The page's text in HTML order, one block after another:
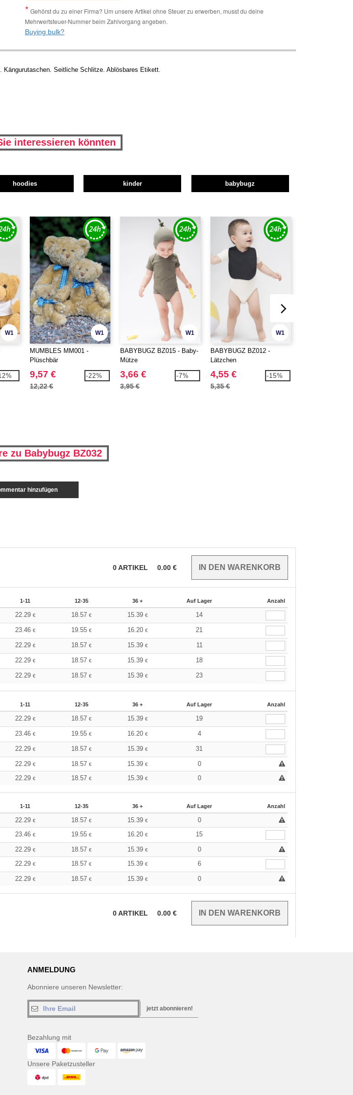
Gehörst du zu einer Firma? Um unsere Artikel ohne Steuer zu erwerben, musst du deine
Mehrwertsteuer-Nummer beim Zahlvorgang angeben.
Buying bulk?
Kängurutaschen. Seitliche Schlitze. Ablösbares Etikett.
interessieren könnten
hoodies kinder babybugz
W1 W1
MUMBLES MM001 -
Plüschbär
9,57 €
12,22 €
-22%
W1
BABYBUGZ BZ015 - Baby-
Mütze
3,66 €
3,95 €
-7%
W1
BABYBUGZ BZ012 -
Lätzchen
4,55 €
5,35 €
-15%
zu Babybugz BZ032
hinzufügen
0ARTIKEL 0.00 €
1-11 12-35 36 + Auf Lager Anzahl
22.29 € 18.57 € 15.39 € 14
23.46 € 19.55 € 16.20 € 21
22.29 € 18.57 € 15.39 € 11
22.29 € 18.57 € 15.39 € 18
22.29 € 18.57 € 15.39 € 23
1-11 12-35 36 + Auf Lager Anzahl
22.29 € 18.57 € 15.39 € 19
23.46 € 19.55 € 16.20 € 4
22.29 € 18.57 € 15.39 € 31
22.29 € 18.57 € 15.39 €
0
22.29 € 18.57 € 15.39 € 0
1-11 12-35 36 + Auf Lager Anzahl
22.29 € 18.57 € 15.39 €
0
23.46 € 19.55 € 16.20 € 15
22.29 € 18.57 € 15.39 €
0
22.29 € 18.57 € 15.39 € 6
22.29 € 18.57 € 15.39 € 0
0ARTIKEL 0.00 €
ANMELDUNG
Abonniere unseren Newsletter:
jetzt abonnieren!
Bezahlung mit
Unsere Paketzusteller